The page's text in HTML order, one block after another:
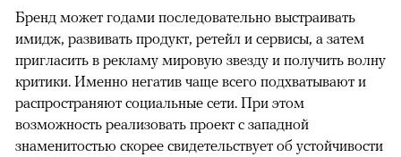
Бренд может годами последовательно выстраивать
имидж, развивать продукт, ретейл и сервисы, а затем
пригласить в рекламу мировую звезду и получить волну
критики. Именно негатив чаще всего подхватывают и
распространяют социальные сети. При этом
возможность реализовать проект с западной
знаменитостью скорее свидетельствует об устойчивости